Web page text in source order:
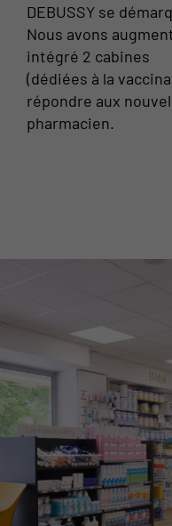
DEBUSSY se
Nous avons
intégré 2 cabines
(dédiées à la
répondre aux
pharmacien.